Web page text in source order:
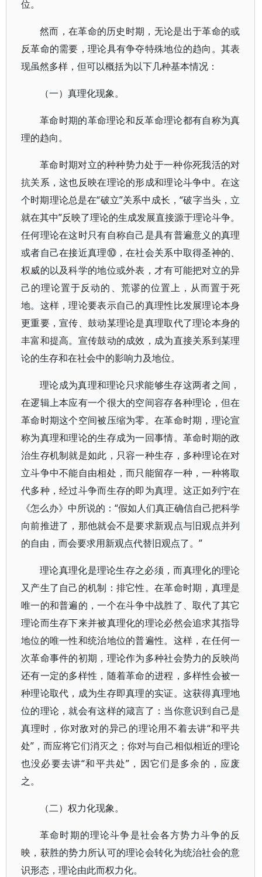
位。
然而，在革命的历史时期，无论是出于革命的或
反革命的需要，理论具有争夺特殊地位的趋向。其表
现虽然多样，但可以概括为以下几种基本情况：
（一）真理化现象。
革命时期的革命理论和反革命理论都有自称为真
理的趋向。
革命时期对立的种种势力处于一种你死我活的对
抗关系，这也反映在理论的形成和理论斗争中。在这
个时期理论总是在“破立”关系中成长，“破字当头，立
就在其中”反映了理论的生成发展直接源于理论斗争。
任何理论在这时只有自称自己是具有普遍意义的真理
或者自己在接近真理⑩，在社会关系中取得圣神的、
权威的以及科学的地位或外表，才有可能把对立的异
己的理论置于反动的、荒谬的位置上，从而置于死
地。这样，理论要表示自己的真理性比发展理论本身
更重要，宣传、鼓动某理论是真理取代了理论本身的
丰富和提高。宣传鼓动的成效，成为直接关系到某理
论的生存和在社会中的影响力及地位。
理论成为真理和理论只求能够生存这两者之间，
在逻辑上本应有一个很大的空间容存各种理论，但在
革命时期这个空间被压缩为零。在革命时期，理论宣
称为真理和理论的生存成为一回事情。革命时期的政
治生存机制就是如此，只容一种生存，多种理论在对
立斗争中不能自由相处，而只能留存一种，一种将取
代多种，经过斗争而生存的即为真理。这正如列宁在
《怎么办》中所说的：“假如人们真正确信自己把科学
向前推进了，那他就会不是要求新观点与旧观点并列
的自由，而会要求用新观点代替旧观点了。”
理论真理化是理论生存之必须，而真理化的理论
又产生了自己的机制：排它性。在革命时期，真理是
唯一的和普遍的，一个在斗争中战胜了、取代了其它
理论而生存下来并被真理化的理论必然会追求其指导
地位的唯一性和统治地位的普遍性。这样，在任何一
次革命事件的初期，理论作为多种社会势力的反映尚
还有一定的多样性，随着革命的进程，多样性会被一
种理论取代，成为生存即真理的实证。这获得真理地
位的理论，就会有这样的箴言了：当你意识到自己是
真理时，你对敌对的异己的理论用不着去讲“和平共
处”，而应将它们消灭之；你对与自己相似相近的理论
也没必要去讲“和平共处”，因它们是多余的，应废
之。
（二）权力化现象。
革命时期的理论斗争是社会各方势力斗争的反
映，获胜的势力所认可的理论会转化为统治社会的意
识形态，理论由此而权力化。